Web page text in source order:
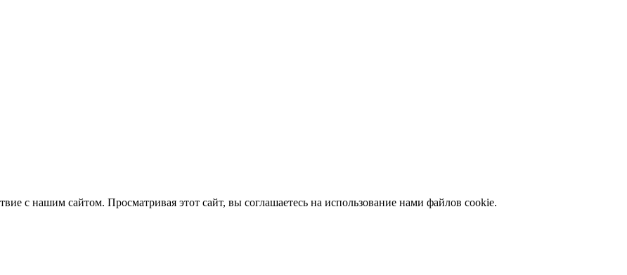
с нашим сайтом. Просматривая этот сайт, вы соглашаетесь на использование нами файлов cookie.